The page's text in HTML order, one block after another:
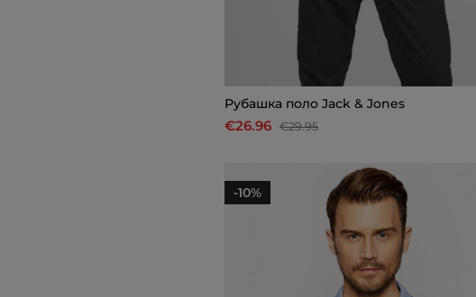
Рубашкa поло Jack & Jones
€26.96 €29.95
-10%